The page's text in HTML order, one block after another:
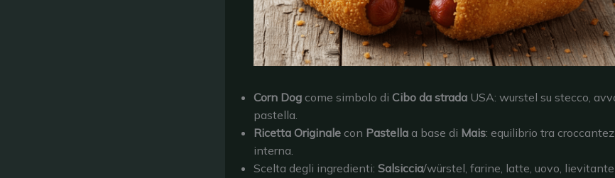
Corn Dog come simbolo di Cibo da strada USA: wurstel su stecco,
pastella.
Ricetta Originale con Pastella a base di Mais: equilibrio tra
interna.
Scelta degli ingredienti: Salsiccia/würstel, farine, latte, uovo,